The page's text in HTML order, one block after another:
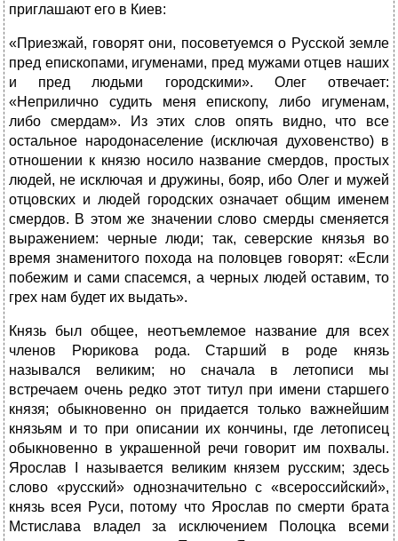
приглашают его в Киев:
«Приезжай, говорят они, посоветуемся о Русской земле
пред епископами, игуменами, пред мужами отцев наших
и пред людьми городскими». Олег отвечает:
«Неприлично судить меня епископу, либо игуменам,
либо смердам». Из этих слов опять видно, что все
остальное народонаселение (исключая духовенство) в
отношении к князю носило название смердов, простых
людей, не исключая и дружины, бояр, ибо Олег и мужей
отцовских и людей городских означает общим именем
смердов. В этом же значении слово смерды сменяется
выражением: черные люди; так, северские князья во
время знаменитого похода на половцев говорят: «Если
побежим и сами спасемся, а черных людей оставим, то
грех нам будет их выдать».
Князь был общее, неотъемлемое название для всех
членов Рюрикова рода. Старший в роде князь
назывался великим; но сначала в летописи мы
встречаем очень редко этот титул при имени старшего
князя; обыкновенно он придается только важнейшим
князьям и то при описании их кончины, где летописец
обыкновенно в украшенной речи говорит им похвалы.
Ярослав I называется великим князем русским; здесь
слово «русский» однозначительно с «всероссийский»,
князь всея Руси, потому что Ярослав по смерти брата
Мстислава владел за исключением Полоцка всеми